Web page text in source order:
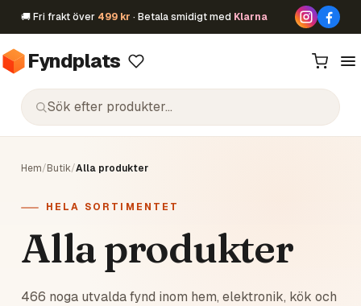
🚚 Fri frakt över 499 kr · Betala smidigt med Klarna
Fyndplats
Hem/Butik/Alla produkter
HELA SORTIMENTET
Alla produkter
466 noga utvalda fynd inom hem, elektronik, kök och